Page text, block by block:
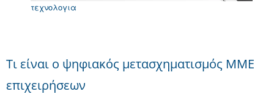
τεχνολογια
Τι είναι ο ψηφιακός μετασχηματισμός ΜΜΕ
επιχειρήσεων